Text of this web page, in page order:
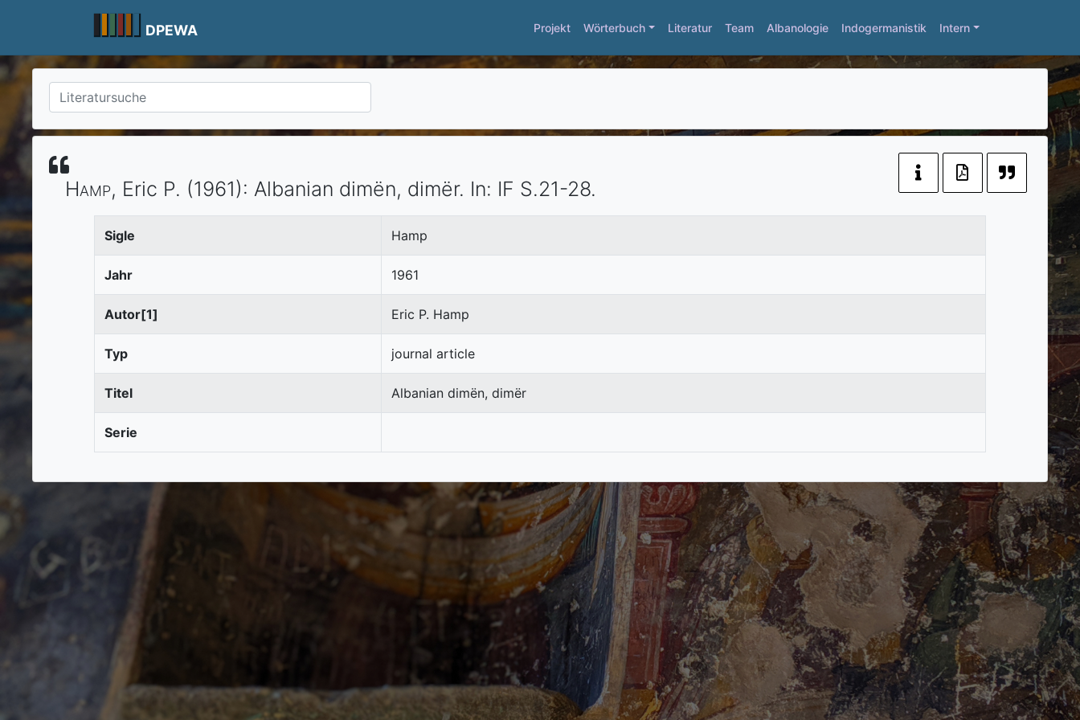
DPEWA Projekt Wörterbuch Literatur Team Albanologie Indogermanistik Intern
Hamp, Eric P. (1961): Albanian dimën, dimër. In: IF S.21-28.
Sigle Hamp
Jahr 1961
Autor[1] Eric P. Hamp
Typ journal article
Titel Albanian dimën, dimër
Serie